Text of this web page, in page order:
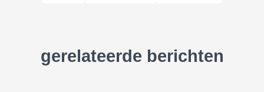
gerelateerde berichten